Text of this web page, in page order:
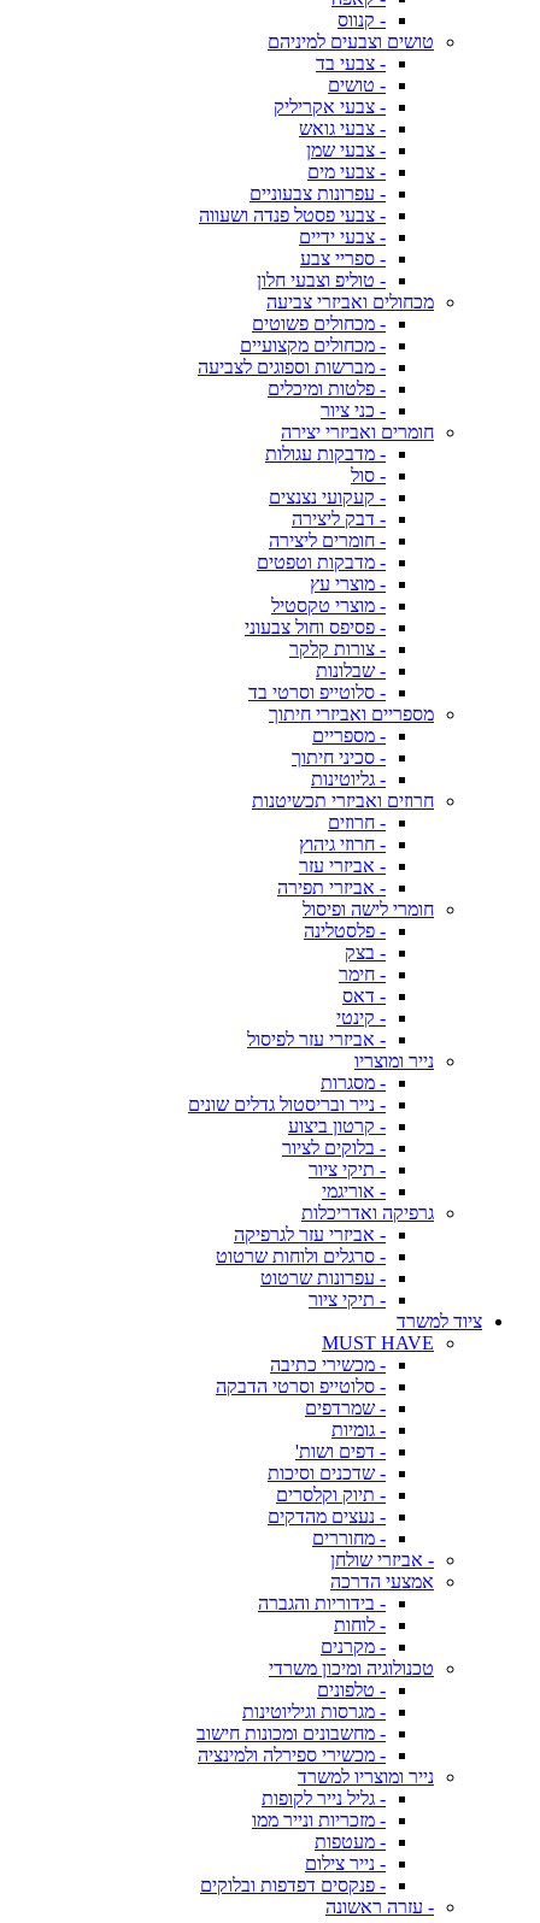
- קנווס
טושים וצבעים למיניהם
- צבעי בד
- טושים
- צבעי אקריליק
- צבעי גואש
- צבעי שמן
- צבעי מים
- עפרונות צבעוניים
- צבעי פסטל פנדה ושעווה
- צבעי ידיים
- ספריי צבע
- טוליפ וצבעי חלון
מכחולים ואביזרי צביעה
- מכחולים פשוטים
- מכחולים מקצועיים
- מברשות וספוגים לצביעה
- פלטות ומיכלים
- כני ציור
חומרים ואביזרי יצירה
- מדבקות עגולות
- סול
- קעקועי נצנצים
- דבק ליצירה
- חומרים ליצירה
- מדבקות וטפטים
- מוצרי עץ
- מוצרי טקסטיל
- פסיפס וחול צבעוני
- צורות קלקר
- שבלונות
- סלוטייפ וסרטי בד
מספריים ואביזרי חיתוך
- מספריים
- סכיני חיתוך
- גליוטינות
חרוזים ואביזרי תכשיטנות
- חרוזים
- חרוזי גיהוץ
- אביזרי עזר
- אביזרי תפירה
חומרי לישה ופיסול
- פלסטלינה
- בצק
- חימר
- דאס
- קינטי
- אביזרי עזר לפיסול
נייר ומוצריו
- מסגרות
- נייר ובריסטול גדלים שונים
- קרטון ביצוע
- בלוקים לציור
- תיקי ציור
- אוריגמי
גרפיקה ואדריכלות
- אביזרי עזר לגרפיקה
- סרגלים ולוחות שרטוט
- עפרונות שרטוט
- תיקי ציור
ציוד למשרד
MUST HAVE
- מכשירי כתיבה
- סלוטייפ וסרטי הדבקה
- שמרדפים
- גומיות
- דפים ושות'
- שדכנים וסיכות
- תיוק וקלסרים
- נעצים מהדקים
- מחוררים
- אביזרי שולחן
אמצעי הדרכה
- בידוריות והגברה
- לוחות
- מקרנים
טכנולוגיה ומיכון משרדי
- טלפונים
- מגרסות וגיליוטינות
- מחשבונים ומכונות חישוב
- מכשירי ספירלה ולמינציה
נייר ומוצריו למשרד
- גליל נייר לקופות
- מזכריות ונייר ממו
- מעטפות
- נייר צילום
- פנקסים דפדפות ובלוקים
- עזרה ראשונה